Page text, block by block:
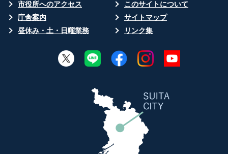
市役所へのアクセス
このサイトについて
庁舎案内
サイトマップ
昼休み・土・日曜業務
リンク集